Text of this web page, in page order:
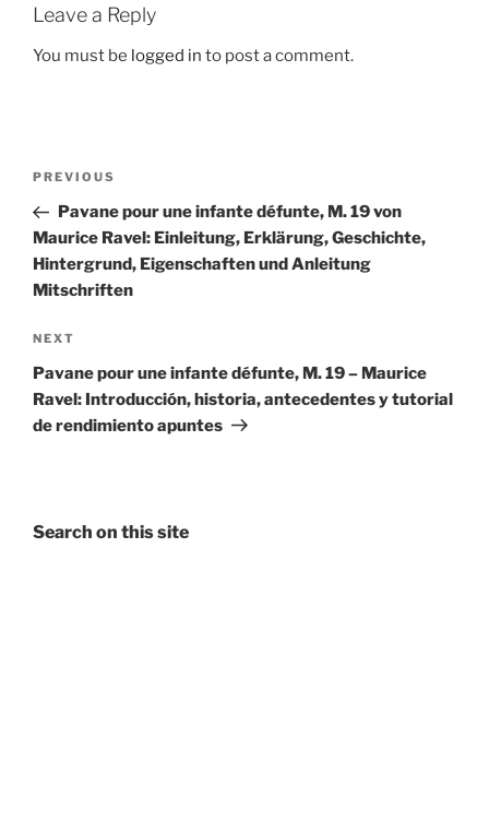
Leave a Reply
You must be logged in to post a comment.
Previous
Post
PREVIOUS
Pavane pour une infante défunte, M. 19 von
Maurice Ravel: Einleitung, Erklärung, Geschichte,
Hintergrund, Eigenschaften und Anleitung
Mitschriften
Next
Post
NEXT
Pavane pour une infante défunte, M. 19 – Maurice
Ravel: Introducción, historia, antecedentes y tutorial
de rendimiento apuntes
Search on this site